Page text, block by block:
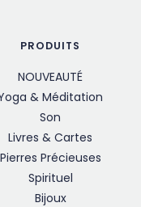
PRODUITS
NOUVEAUTÉ
& Méditation
Son
Livres & Cartes
Pierres Précieuses
Spirituel
Bijoux